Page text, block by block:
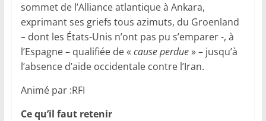
sommet de l’Alliance atlantique à Ankara,
exprimant ses griefs tous azimuts, du Groenland
– dont les États-Unis n’ont pas pu s’emparer -, à
l’Espagne – qualifiée de « cause perdue» – jusqu’à
l’absence d’aide occidentale contre l’Iran.
Animé par :RFI
Ce qu’il faut retenir